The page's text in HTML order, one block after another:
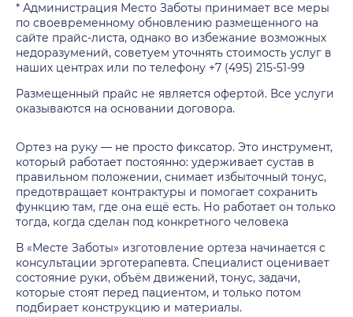
* Администрация Место Заботы принимает все меры
по своевременному обновлению размещенного на
сайте прайс-листа, однако во избежание возможных
недоразумений, советуем уточнять стоимость услуг в
наших центрах или по телефону +7 (495) 215-51-99
Размещенный прайс не является офертой. Все услуги
оказываются на основании договора.
Ортез на руку — не просто фиксатор. Это инструмент,
который работает постоянно: удерживает сустав в
правильном положении, снимает избыточный тонус,
предотвращает контрактуры и помогает сохранить
функцию там, где она ещё есть. Но работает он только
тогда, когда сделан под конкретного человека
В «Месте Заботы» изготовление ортеза начинается с
консультации эрготерапевта. Специалист оценивает
состояние руки, объём движений, тонус, задачи,
которые стоят перед пациентом, и только потом
подбирает конструкцию и материалы.